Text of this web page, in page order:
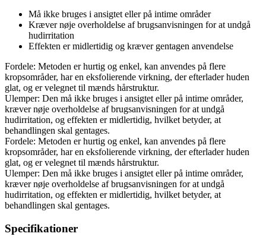
Må ikke bruges i ansigtet eller på intime områder
Kræver nøje overholdelse af brugsanvisningen for at undgå
hudirritation
Effekten er midlertidig og kræver gentagen anvendelse
Fordele: Metoden er hurtig og enkel, kan anvendes på flere
kropsområder, har en eksfolierende virkning, der efterlader huden
glat, og er velegnet til mænds hårstruktur.
Ulemper: Den må ikke bruges i ansigtet eller på intime områder,
kræver nøje overholdelse af brugsanvisningen for at undgå
hudirritation, og effekten er midlertidig, hvilket betyder, at
behandlingen skal gentages.
Fordele: Metoden er hurtig og enkel, kan anvendes på flere
kropsområder, har en eksfolierende virkning, der efterlader huden
glat, og er velegnet til mænds hårstruktur.
Ulemper: Den må ikke bruges i ansigtet eller på intime områder,
kræver nøje overholdelse af brugsanvisningen for at undgå
hudirritation, og effekten er midlertidig, hvilket betyder, at
behandlingen skal gentages.
Specifikationer